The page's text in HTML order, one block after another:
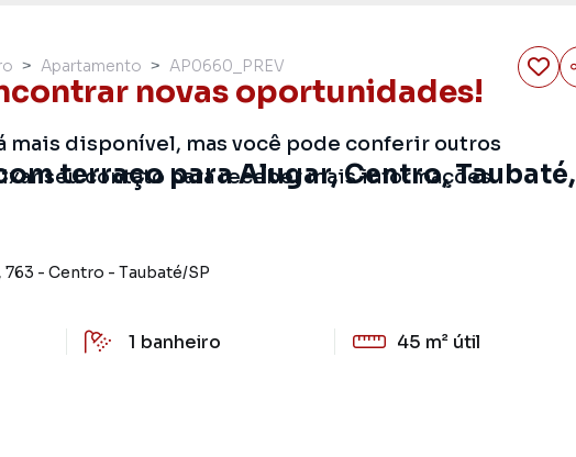
novas oportunidades!
mais disponível, mas você pode conferir outros
seu contato para receber mais informações.
Apartamento AP0660_PREV
terraço para Alugar, Centro, Taubaté,
, 763 - Centro - Taubaté/SP
1 banheiro 45 m² útil